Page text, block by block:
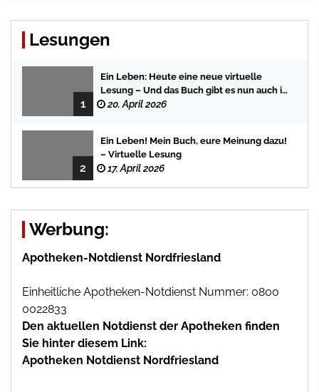
Lesungen
1
Ein Leben: Heute eine neue virtuelle
Lesung – Und das Buch gibt es nun auch in
der Bredstedter Stadtbuchhandlung
20. April 2026
2
Ein Leben! Mein Buch, eure Meinung dazu!
– Virtuelle Lesung
17. April 2026
Werbung:
Apotheken-Notdienst Nordfriesland
Einheitliche Apotheken-Notdienst Nummer: 0800
0022833
Den aktuellen Notdienst der Apotheken finden
Sie hinter diesem Link:
Apotheken Notdienst Nordfriesland